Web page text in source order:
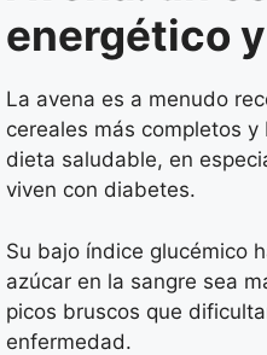
energético
La avena es a menudo
cereales más completos
dieta saludable, en
viven con diabetes.
Su bajo índice glucémico
azúcar en la sangre sea
picos bruscos que
enfermedad.